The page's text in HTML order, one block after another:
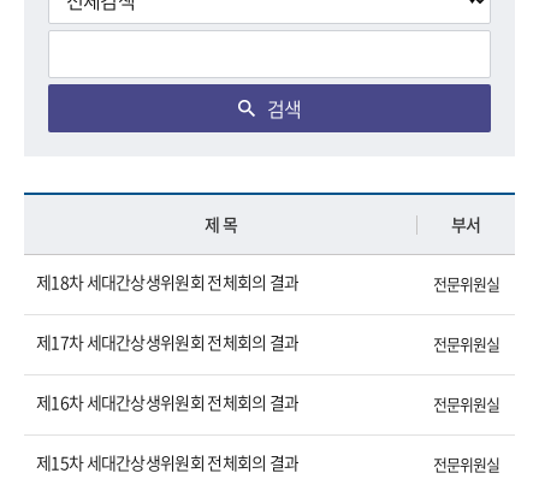
검색
제 목 부서
제18차 세대간상생위원회 전체회의 결과 전문위원실
제17차 세대간상생위원회 전체회의 결과 전문위원실
제16차 세대간상생위원회 전체회의 결과 전문위원실
제15차 세대간상생위원회 전체회의 결과 전문위원실